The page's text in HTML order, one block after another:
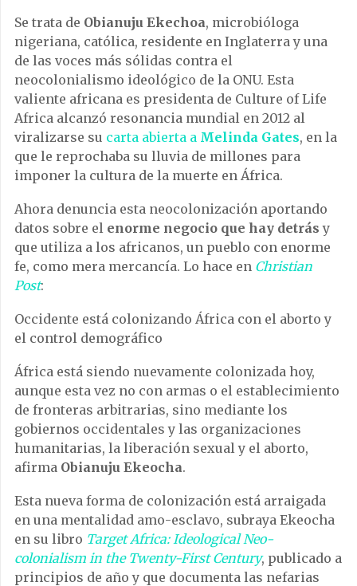
Se trata de Obianuju Ekechoa, microbióloga
nigeriana, católica, residente en Inglaterra y una
de las voces más sólidas contra el
neocolonialismo ideológico de la ONU. Esta
valiente africana es presidenta de Culture of Life
Africa alcanzó resonancia mundial en 2012 al
viralizarse su carta abierta a Melinda Gates, en la
que le reprochaba su lluvia de millones para
imponer la cultura de la muerte en África.
Ahora denuncia esta neocolonización aportando
datos sobre el enorme negocio que hay detrás y
que utiliza a los africanos, un pueblo con enorme
fe, como mera mercancía. Lo hace en Christian
Post:
Occidente está colonizando África con el aborto y
el control demográfico
África está siendo nuevamente colonizada hoy,
aunque esta vez no con armas o el establecimiento
de fronteras arbitrarias, sino mediante los
gobiernos occidentales y las organizaciones
humanitarias, la liberación sexual y el aborto,
afirma Obianuju Ekeocha.
Esta nueva forma de colonización está arraigada
en una mentalidad amo-esclavo, subraya Ekeocha
en su libro Target Africa: Ideological Neo-
colonialism in the Twenty-First Century, publicado a
principios de año y que documenta las nefarias